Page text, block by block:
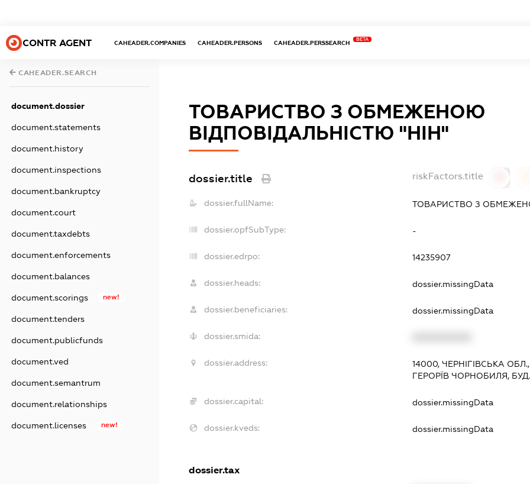
CONTR AGENT CAHEADER.COMPANIES CAHEADER.PERSONS CAHEADER.PERSSEARCH
BETA
CAHEADER.SEARCH
document.dossier
document.statements
document.history
document.inspections
document.bankruptcy
document.court
document.taxdebts
document.enforcements
document.balances
document.scorings new!
document.tenders
document.publicfunds
document.ved
document.semantrum
document.relationships
document.licenses new!
ТОВАРИСТВО З ОБМЕЖЕНОЮ
ВІДПОВІДАЛЬНІСТЮ "НІН"
dossier.title riskFactors.title
dossier.fullName: ТОВАРИСТВО З
dossier.opfSubType: -
dossier.edrpo: 14235907
dossier.heads: dossier.missingData
dossier.beneficiaries: dossier.missingData
dossier.smida:
dossier.address:
14000, ЧЕРНІГІВСЬКА
ГЕРОРЇВ ЧОРНОБИЛЯ,
dossier.capital: dossier.missingData
dossier.kveds: dossier.missingData
dossier.tax